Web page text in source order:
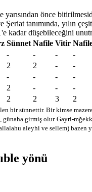
yarısından önce
Şeriat tanımında, yılın
kadar düşebileceğini
Sünnet Nafile Vitir
- - -
-
2 2 -
-
- - -
-
2 - -
-
2 2 3 2
bir sünnettir. Bir kimse
günaha girmiş olur Gayri-
aleyhi ve sellem) bazen
yönü